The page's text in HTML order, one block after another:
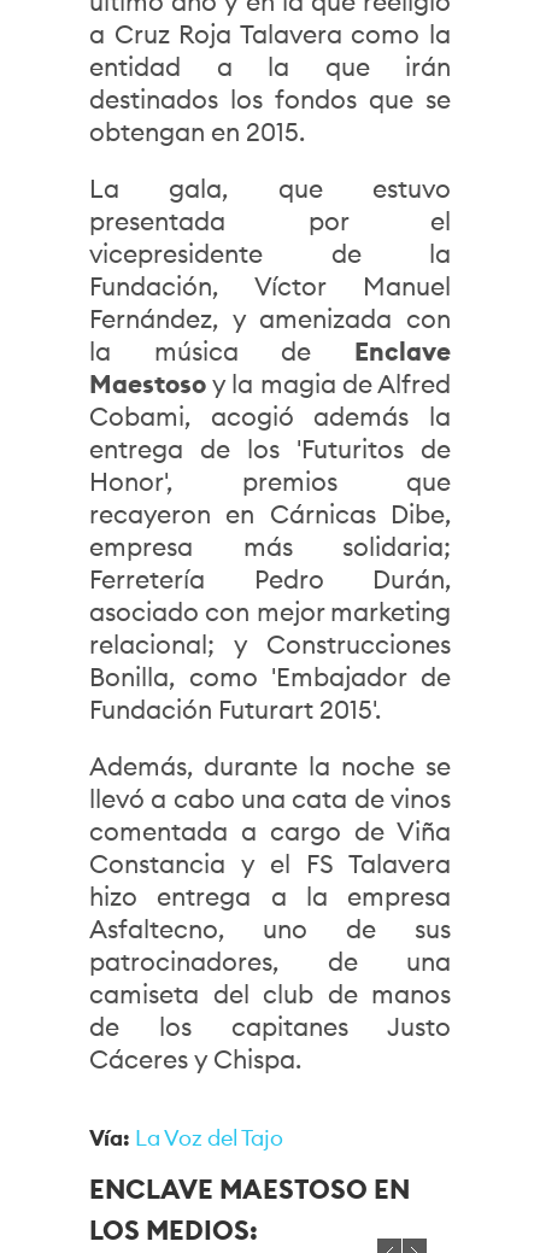
a Cruz Roja Talavera como la
entidad a la que irán
destinados los fondos que se
obtengan en 2015.
La gala, que estuvo
presentada por el
vicepresidente de la
Fundación, Víctor Manuel
Fernández, y amenizada con
la música de Enclave
Maestosoy la magia de Alfred
Cobami, acogió además la
entrega de los 'Futuritos de
Honor', premios que
recayeron en Cárnicas Dibe,
empresa más solidaria;
Ferretería Pedro Durán,
asociado con mejor marketing
relacional; y Construcciones
Bonilla, como 'Embajador de
Fundación Futurart 2015'.
Además, durante la noche se
llevó a cabo una cata de vinos
comentada a cargo de Viña
Constancia y el FS Talavera
hizo entrega a la empresa
Asfaltecno, uno de sus
patrocinadores, de una
camiseta del club de manos
de los capitanes Justo
Cáceres y Chispa.
Vía: La Voz del Tajo
ENCLAVE MAESTOSO EN
LOS MEDIOS: